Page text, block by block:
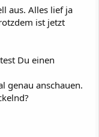
aus. Alles lief ja
ist jetzt
Du einen
genau anschauen.